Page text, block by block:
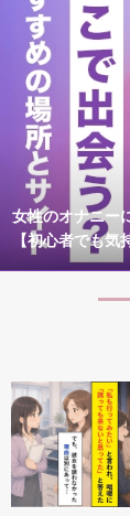
女性のオナニー
【初心者でも気